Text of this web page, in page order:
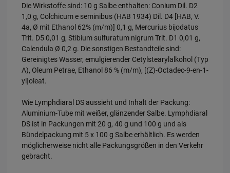
Die Wirkstoffe sind: 10 g Salbe enthalten: Conium Dil. D2
1,0 g, Colchicum e seminibus (HAB 1934) Dil. D4 [HAB, V.
4a, Ø mit Ethanol 62% (m/m)] 0,1 g, Mercurius bijodatus
Trit. D5 0,01 g, Stibium sulfuratum nigrum Trit. D1 0,01 g,
Calendula Ø 0,2 g. Die sonstigen Bestandteile sind:
Gereinigtes Wasser, emulgierender Cetylstearylalkohol (Typ
A), Oleum Petrae, Ethanol 86 % (m/m), [(Z)-Octadec-9-en-1-
yl]oleat.
Wie Lymphdiaral DS aussieht und Inhalt der Packung:
Aluminium-Tube mit weißer, glänzender Salbe. Lymphdiaral
DS ist in Packungen mit 20 g, 40 g und 100 g und als
Bündelpackung mit 5 x 100 g Salbe erhältlich. Es werden
möglicherweise nicht alle Packungsgrößen in den Verkehr
gebracht.